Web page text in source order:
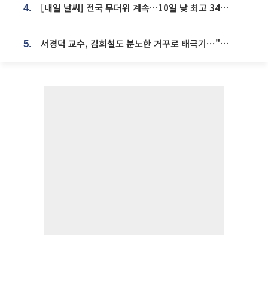
4. [내일 날씨] 전국 무더위 계속…10일 낮 최고 34도 육박
5. 서경덕 교수, 김희철도 분노한 거꾸로 태극기⋯"엉터리는 아냐, 아쉬울 뿐"